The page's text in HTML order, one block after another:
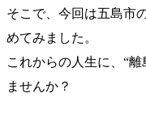
そこで、今回は五島市
めてみました。
これからの人生に、“
ませんか？